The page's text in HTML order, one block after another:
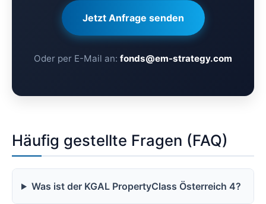
Jetzt Anfrage senden
Oder per E-Mail an: fonds@em-strategy.com
Häufig gestellte Fragen (FAQ)
Was ist der KGAL PropertyClass Österreich 4?